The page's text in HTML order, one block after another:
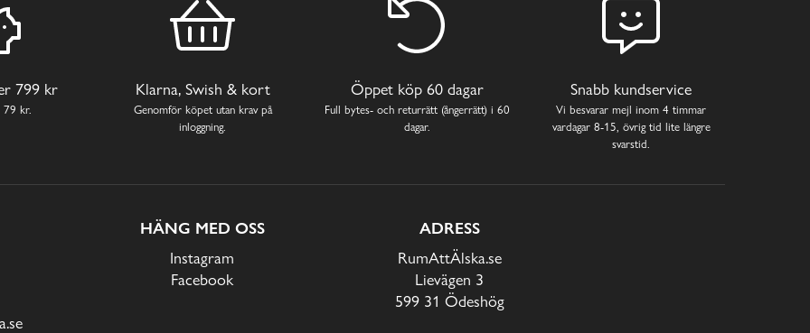
799 kr
79 kr.
Klarna, Swish & kort
Genomför köpet utan krav på
inloggning.
Öppet köp 60 dagar
Full bytes- och returrätt (ångerrätt) i 60
dagar.
Snabb kundservice
Vi besvarar mejl inom 4 timmar
vardagar 8-15, övrig tid lite längre
svarstid.
HÄNG MED OSS
Instagram
Facebook
ADRESS
RumAttÄlska.se
Lievägen 3
599 31 Ödeshög